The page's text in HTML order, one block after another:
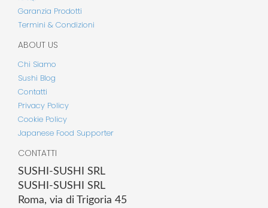
Garanzia Prodotti
Termini & Condizioni
ABOUT US
Chi Siamo
Sushi Blog
Contatti
Privacy Policy
Cookie Policy
Japanese Food Supporter
CONTATTI
SUSHI-SUSHI SRL
SUSHI-SUSHI SRL
Roma, via di Trigoria 45